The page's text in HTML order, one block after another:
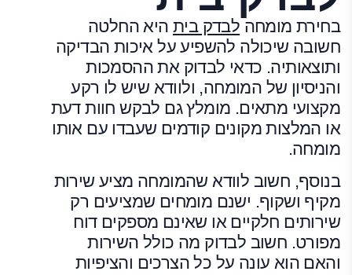
בחירת מומחה לבדק בית היא החלטה
חשובה שיכולה להשפיע על איכות הבדיקה
ותוצאותיה. כדאי לבדוק את ההסמכות
והניסיון של המומחה, ולוודא שיש לו רקע
מקצועי מתאים. מומלץ גם לבקש חוות דעת
או המלצות מקונים קודמים שעבדו עם אותו
מומחה.
בנוסף, חשוב לוודא שהמומחה מציע שירות
מקיף ושקוף. ישנם מומחים שמציעים רק
שירותים חלקיים או שאינם מספקים דוח
מפורט. חשוב לבדוק מה כולל השירות
והאם הוא עונה על כל הצרכים והציפיות